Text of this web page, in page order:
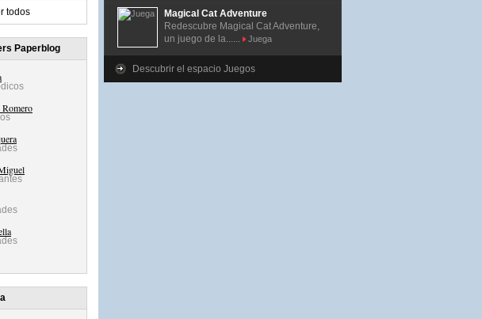
todos
Paperblog
Romero
Magical Cat Adventure
Redescubre Magical Cat Adventure,
un juego de la......
Juega
Descubrir el espacio Juegos